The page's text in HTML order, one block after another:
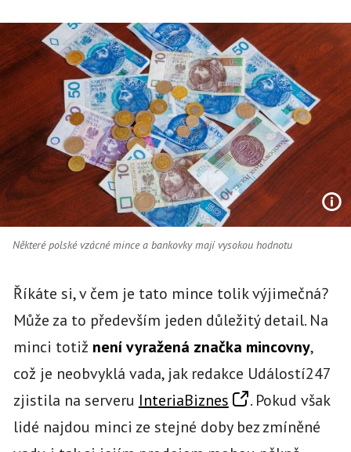
Některé polské vzácné mince a bankovky mají vysokou hodnotu
Říkáte si, v čem je tato mince tolik výjimečná?
Může za to především jeden důležitý detail. Na
minci totiž není vyražená značka mincovny,
což je neobvyklá vada, jak redakce Událostí247
zjistila na serveru InteriaBiznes
. Pokud však
lidé najdou minci ze stejné doby bez zmíněné